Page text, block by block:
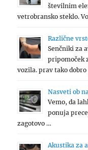
številnim
vetrobransko steklo.
Različne
Senčniki za
pripomoček
vozila. prav tako
Nasveti ob
Vemo, da
ponuja
zagotovo …
Akustika za